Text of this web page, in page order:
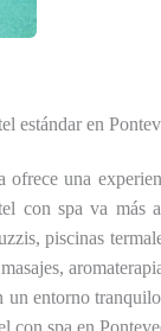
estándar en
ofrece una
con spa va
piscinas
un entorno